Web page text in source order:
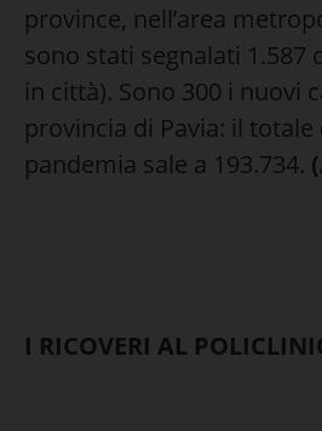
province, nell’area
sono stati segnalati 1.587
in città). Sono 300 i nuovi
provincia di Pavia: il totale
pandemia sale a 193.734.
I RICOVERI AL